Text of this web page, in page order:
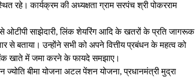
रहे। कार्यक्रम की अध्यक्षता ग्राम सरपंच श्री पोकरराम
ओटीपी साझेदारी, लिंक शेयरिंग आदि के खतरों के प्रति जागरूक
से बताया। उन्होंने सभी को अपने वित्तीय प्रबंधन के महत्व को
खाते में जमा करने के फायदे समझाए।
ज्योति बीमा योजना अटल पेंशन योजना, प्रधानमंत्री मुद्रा